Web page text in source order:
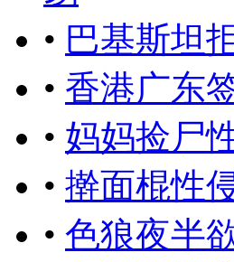
• 巴基斯坦
• 香港广东
• 妈妈捡尸
• 擀面棍性
• 色狼夜半